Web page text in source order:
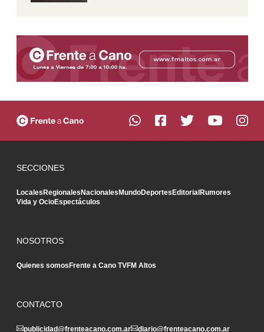
SECCIONES
LocalesRegionalesNacionalesMundoDeportesEditorialRumores
Vida y OcioEspectáculos
NOSOTROS
Quienes somosFrente a Cano TVFM Altos
CONTACTO
publicidad@frenteacano.com.ar diario@frenteacano.com.ar